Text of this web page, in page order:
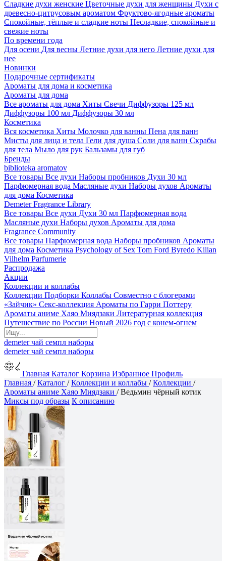
Сладкие духи женские Цветочные духи для женщины Духи с
древесно-цитрусовым ароматом Фруктово-ягодные ароматы
Спокойные, тёплые и сладкие ноты Несладкие, спокойные и
свежие ноты
По времени года
Для осени Для весны Летние духи для него Летние духи для
нее
Новинки
Подарочные сертификаты
Ароматы для дома и косметика
Ароматы для дома
Все ароматы для дома Хиты Свечи Диффузоры 125 мл
Диффузоры 100 мл Диффузоры 30 мл
Косметика
Вся косметика Хиты Молочко для ванны Пена для ванн
Мисты для лица и тела Гели для душа Соли для ванн Скрабы
для тела Мыло для рук Бальзамы для губ
Бренды
biblioteka aromatov
Все товары Все духи Наборы пробников Духи 30 мл
Парфюмерная вода Масляные духи Наборы духов Ароматы
для дома Косметика
Demeter Fragrance Library
Все товары Все духи Духи 30 мл Парфюмерная вода
Масляные духи Наборы духов Ароматы для дома
Fragrance Community
Все товары Парфюмерная вода Наборы пробников Ароматы
для дома Косметика Psychology of Sex Tom Ford Byredo Kilian
Vilhelm Parfumerie
Распродажа
Акции
Коллекции и коллабы
Коллекции Подборки Коллабы Совместно с блогерами
«Зайчик» Секс-коллекция Ароматы по Гарри Поттеру
Ароматы аниме Хаяо Миядзаки Литературная коллекция
Путешествие по России Новый 2026 год с конем-огнем
demeterчай семпл наборы
demeterчай семпл наборы
Главная Каталог Корзина Избранное Профиль
Главная /Каталог /Коллекции и коллабы /Коллекции /
Ароматы аниме Хаяо Миядзаки /Ведьмин чёрный котик
Миксы под образы К описанию